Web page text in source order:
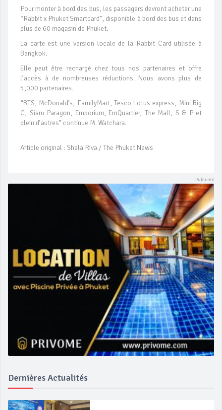
Pour monter à bord des bus, les passagers devront acheter une
“Rabbit x Phuket Smartcard”, disponible à bord des bus et dans
plus de 60 magasin de Phuket.
La carte est une version locale de la Rabbit Card utilisée à
Bangkok.
Elle peut être rechargé chez tous nos partenaires et offre
l’accès à de nombreuses réductions. Nous avons plus de
5,000 partenaires.
“BTS, McDonald’s, FamilyMart, Tesco Lotus express, Mini Big
C, Siam Paragon, Emporium, EmQuartier, The Mall, S & P et
plein d’autres” continue M. Watchara.
Article original : Shela Riva / The Phuket News
Dernières Actualités